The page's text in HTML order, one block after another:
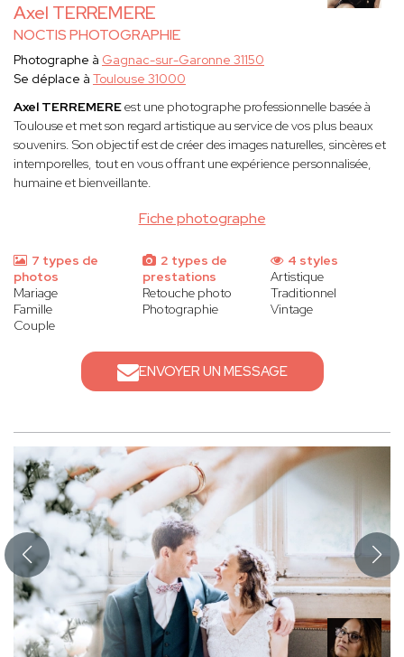
Axel TERREMERE
NOCTIS PHOTOGRAPHIE
Fiche photographe
Photographe à Gagnac-sur-Garonne 31150
Se déplace à Toulouse 31000
Axel TERREMEREest une photographe professionnelle basée à
Toulouse et met son regard artistique au service de vos plus beaux
souvenirs. Son objectif est de créer des images naturelles, sincères et
intemporelles, tout en vous offrant une expérience personnalisée,
humaine et bienveillante.
7 types de
photos
Mariage
Famille
Couple
2 types de
prestations
Retouche photo
Photographie
4 styles
Artistique
Traditionnel
Vintage
ENVOYER UN MESSAGE